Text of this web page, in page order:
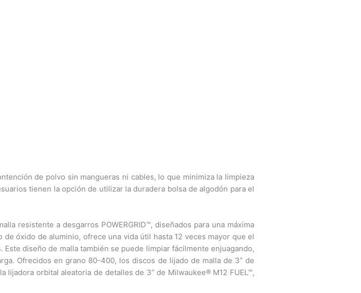
de polvo sin mangueras ni cables, lo que minimiza la limpieza
tienen la opción de utilizar la duradera bolsa de algodón para el
resistente a desgarros POWERGRID™, diseñados para una máxima
óxido de aluminio, ofrece una vida útil hasta 12 veces mayor que el
diseño de malla también se puede limpiar fácilmente enjuagando,
Ofrecidos en grano 80-400, los discos de lijado de malla de 3” de
lijadora orbital aleatoria de detalles de 3” de Milwaukee® M12 FUEL™,